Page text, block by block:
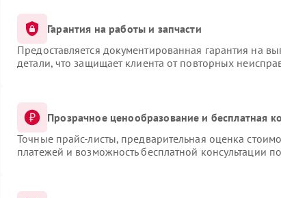
Гарантия на работы и запчасти
Предоставляется документированная гарантия на
детали, что защищает клиента от повторных
Прозрачное ценообразование и бесплатная
Точные прайс-листы, предварительная оценка
платежей и возможность бесплатной консультации